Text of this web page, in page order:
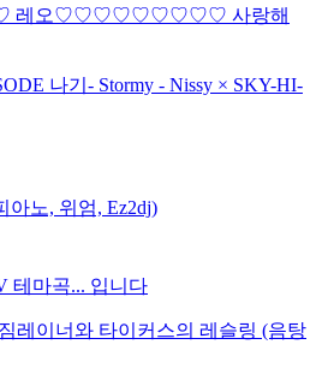
오♡♡♡♡♡♡♡♡♡ 사랑해
나기- Stormy - Nissy × SKY-HI-
아노, 위엄, Ez2dj)
테마곡... 입니다
레이너와 타이커스의 레슬링 (음탕